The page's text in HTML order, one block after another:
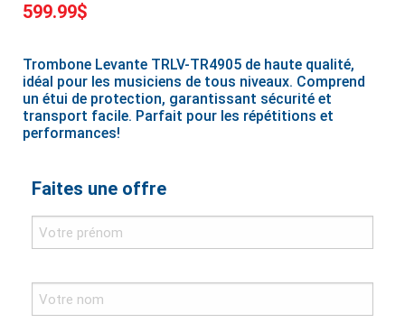
599.99$
Trombone Levante TRLV-TR4905 de haute qualité,
idéal pour les musiciens de tous niveaux. Comprend
un étui de protection, garantissant sécurité et
transport facile. Parfait pour les répétitions et
performances!
Faites une offre